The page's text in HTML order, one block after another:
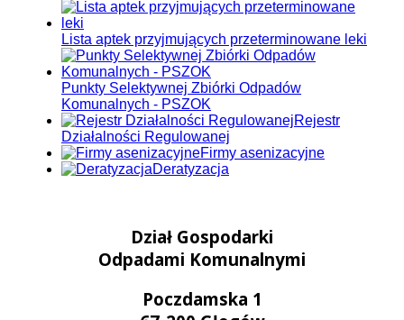
Lista aptek przyjmujących przeterminowane leki
Punkty Selektywnej Zbiórki Odpadów
Komunalnych - PSZOK
Rejestr
Działalności Regulowanej
Firmy asenizacyjne
Deratyzacja
Dział Gospodarki
Odpadami Komunalnymi
Poczdamska 1